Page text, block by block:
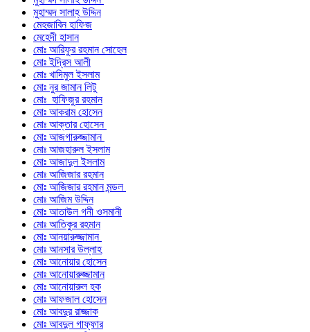
মুহাম্মদ সালাহ্ উদ্দিন
মেহজাবিন হাফিজ
মেহেদী হাসান
মোঃ আরিফুর রহমান সোহেল
মোঃ ইদ্রিস আলী
মোঃ খাদিমুল ইসলাম
মোঃ নুর জামান লিটু
মোঃ হাফিজুর রহমান
মোঃ আকরাম হোসেন
মোঃ আক্তার হোসেন
মোঃ আজগারুজ্জামান
মোঃ আজহারুল ইসলাম
মোঃ আজাদুল ইসলাম
মোঃ আজিজার রহমান
মোঃ আজিজার রহমান মন্ডল
মোঃ আজিম উদ্দিন
মোঃ আতাউল গনী ওসমানী
মোঃ আতিকুর রহমান
মোঃ আনয়ারুজ্জামান
মোঃ আনসার উল্লাহ
মোঃ আনোয়ার হোসেন
মোঃ আনোয়ারুজ্জামান
মোঃ আনোয়ারুল হক
মোঃ আফজাল হোসেন
মোঃ আবদুর রাজ্জাক
মোঃ আবদুল গাফ্‌ফার